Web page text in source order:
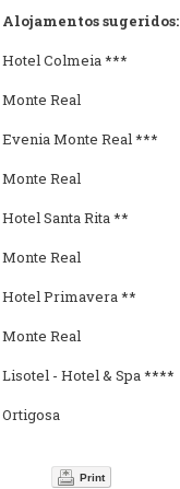
Alojamentos sugeridos:
Hotel Colmeia ***
Monte Real
Evenia Monte Real ***
Monte Real
Hotel Santa Rita **
Monte Real
Hotel Primavera **
Monte Real
Lisotel - Hotel & Spa ****
Ortigosa
Print